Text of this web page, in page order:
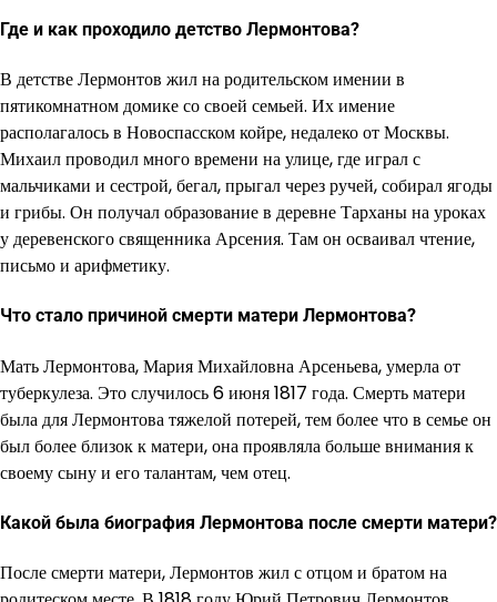
Где и как проходило детство Лермонтова?
В детстве Лермонтов жил на родительском имении в
пятикомнатном домике со своей семьей. Их имение
располагалось в Новоспасском койре, недалеко от Москвы.
Михаил проводил много времени на улице, где играл с
мальчиками и сестрой, бегал, прыгал через ручей, собирал ягоды
и грибы. Он получал образование в деревне Тарханы на уроках
у деревенского священника Арсения. Там он осваивал чтение,
письмо и арифметику.
Что стало причиной смерти матери Лермонтова?
Мать Лермонтова, Мария Михайловна Арсеньева, умерла от
туберкулеза. Это случилось 6 июня 1817 года. Смерть матери
была для Лермонтова тяжелой потерей, тем более что в семье он
был более близок к матери, она проявляла больше внимания к
своему сыну и его талантам, чем отец.
Какой была биография Лермонтова после смерти матери?
После смерти матери, Лермонтов жил с отцом и братом на